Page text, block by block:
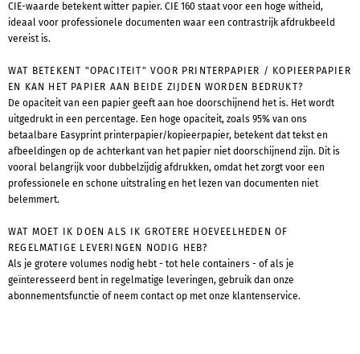
CIE-waarde betekent witter papier. CIE 160 staat voor een hoge witheid,
ideaal voor professionele documenten waar een contrastrijk afdrukbeeld
vereist is.
WAT BETEKENT "OPACITEIT" VOOR PRINTERPAPIER / KOPIEERPAPIER
EN KAN HET PAPIER AAN BEIDE ZIJDEN WORDEN BEDRUKT?
De opaciteit van een papier geeft aan hoe doorschijnend het is. Het wordt
uitgedrukt in een percentage. Een hoge opaciteit, zoals 95% van ons
betaalbare Easyprint printerpapier/kopieerpapier, betekent dat tekst en
afbeeldingen op de achterkant van het papier niet doorschijnend zijn. Dit is
vooral belangrijk voor dubbelzijdig afdrukken, omdat het zorgt voor een
professionele en schone uitstraling en het lezen van documenten niet
belemmert.
WAT MOET IK DOEN ALS IK GROTERE HOEVEELHEDEN OF
REGELMATIGE LEVERINGEN NODIG HEB?
Als je grotere volumes nodig hebt - tot hele containers - of als je
geïnteresseerd bent in regelmatige leveringen, gebruik dan onze
abonnementsfunctie of neem contact op met onze klantenservice.